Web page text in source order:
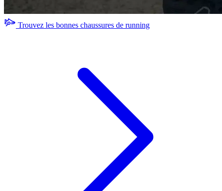
Trouvez les bonnes chaussures de running